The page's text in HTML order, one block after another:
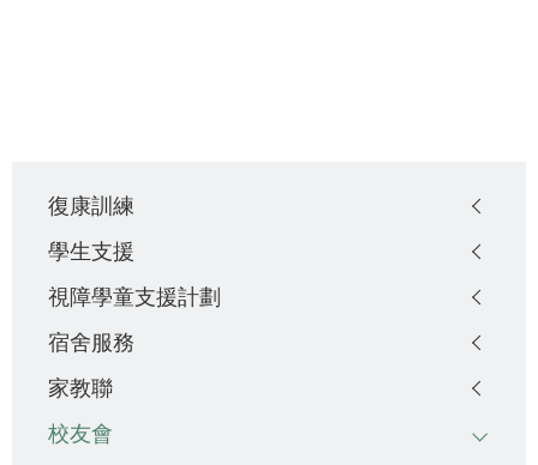
navigation
復康訓練
學生支援
視障學童支援計劃
宿舍服務
家教聯
校友會